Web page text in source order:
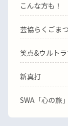
こんな方も！
芸協らくごま
笑点&ウルト
新真打
SWA「心の旅」